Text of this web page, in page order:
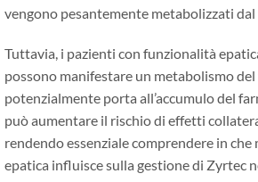
vengono pesantemente metabolizzati dal
Tuttavia, i pazienti con funzionalità
possono manifestare un metabolismo
potenzialmente porta all’accumulo del
può aumentare il rischio di effetti
rendendo essenziale comprendere in
epatica influisce sulla gestione di Zyrtec